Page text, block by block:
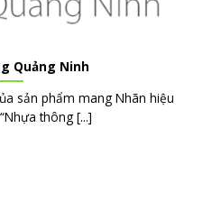
Quảng Ninh
sản phẩm mang Nhãn hiệu
thông [...]